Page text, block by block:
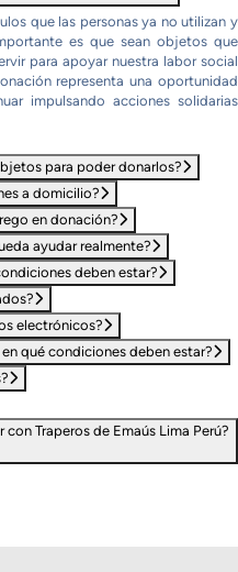
que las personas ya no utilizan y
es que sean objetos que
para apoyar nuestra labor social
representa una oportunidad
impulsando acciones solidarias
para poder donarlos?
a domicilio?
en donación?
ayudar realmente?
deben estar?
electrónicos?
qué condiciones deben estar?
Traperos de Emaús Lima Perú?